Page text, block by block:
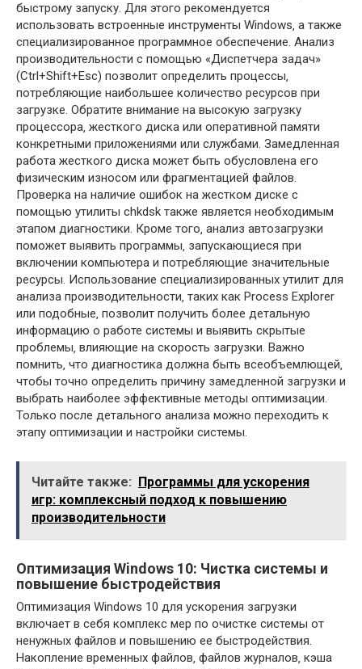
быстрому запуску. Для этого рекомендуется
использовать встроенные инструменты Windows‚ а также
специализированное программное обеспечение. Анализ
производительности с помощью «Диспетчера задач»
(Ctrl+Shift+Esc) позволит определить процессы‚
потребляющие наибольшее количество ресурсов при
загрузке. Обратите внимание на высокую загрузку
процессора‚ жесткого диска или оперативной памяти
конкретными приложениями или службами. Замедленная
работа жесткого диска может быть обусловлена его
физическим износом или фрагментацией файлов.
Проверка на наличие ошибок на жестком диске с
помощью утилиты chkdsk также является необходимым
этапом диагностики. Кроме того‚ анализ автозагрузки
поможет выявить программы‚ запускающиеся при
включении компьютера и потребляющие значительные
ресурсы. Использование специализированных утилит для
анализа производительности‚ таких как Process Explorer
или подобные‚ позволит получить более детальную
информацию о работе системы и выявить скрытые
проблемы‚ влияющие на скорость загрузки. Важно
помнить‚ что диагностика должна быть всеобъемлющей‚
чтобы точно определить причину замедленной загрузки и
выбрать наиболее эффективные методы оптимизации.
Только после детального анализа можно переходить к
этапу оптимизации и настройки системы.
Читайте также: Программы для ускорения
игр: комплексный подход к повышению
производительности
Оптимизация Windows 10: Чистка системы и
повышение быстродействия
Оптимизация Windows 10 для ускорения загрузки
включает в себя комплекс мер по очистке системы от
ненужных файлов и повышению ее быстродействия.
Накопление временных файлов‚ файлов журналов‚ кэша